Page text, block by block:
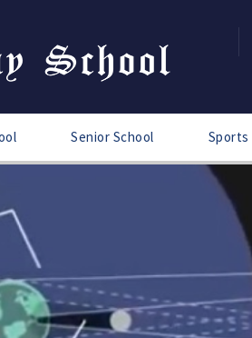
Senior School Sports